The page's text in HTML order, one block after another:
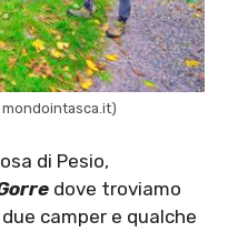
di Pesio,
dove troviamo
camper e qualche